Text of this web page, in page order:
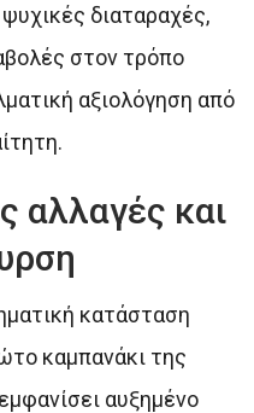
διαταραχές,
στον τρόπο
αξιολόγηση από
αλλαγές και
κατάσταση
καμπανάκι της
αυξημένο